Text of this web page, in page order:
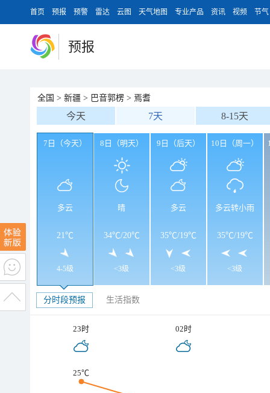
首页 预报 预警 雷达 云图 天气地图 专业产品 资讯 视频 节气
预报
全国 > 新疆 > 巴音郭楞 > 焉耆
今天 7天 8-15天
7日（今天）
多云
21℃
4-5级
8日（明天）
晴
34℃/20℃
<3级
9日（后天）
多云
35℃/19℃
<3级
10日（周一）
多云转小雨
35℃/19℃
<3级
分时段预报 生活指数
23时 02时
25℃